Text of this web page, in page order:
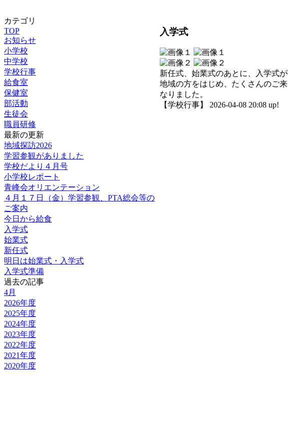
カテゴリ
TOP
お知らせ
小学校
中学校
学校行事
給食室
保健室
部活動
生徒会
職員研修
最新の更新
地域探訪2026
学習参観がありました
学校だより４月号
小学校レポート
青峰会オリエンテーション
４月１７日（金）学習参観、PTA総会等の
ご案内
今日から給食
入学式
始業式
新任式
明日は始業式・入学式
入学式準備
過去の記事
4月
2026年度
2025年度
2024年度
2023年度
2022年度
2021年度
2020年度
入学式
新任式、始業式のあとに、入学式が
地域の方をはじめ、たくさんのご
なりました。
【学校行事】 2026-04-08 20:08 up!